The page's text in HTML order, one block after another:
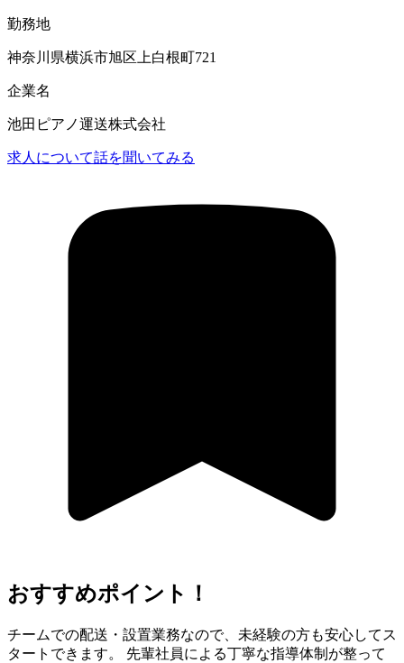
勤務地
神奈川県横浜市旭区上白根町721
企業名
池田ピアノ運送株式会社
求人について話を聞いてみる
おすすめポイント！
チームでの配送・設置業務なので、未経験の方も安心してス
タートできます。 先輩社員による丁寧な指導体制が整って